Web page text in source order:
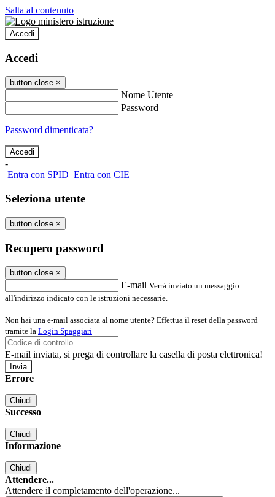
Salta al contenuto
Accedi
Accedi
button close ×
Nome Utente
Password
Password dimenticata?
-
Entra con SPID Entra con CIE
Seleziona utente
button close ×
Recupero password
button close ×
E-mail Verrà inviato un messaggio
all'indirizzo indicato con le istruzioni necessarie.
Non hai una e-mail associata al nome utente? Effettua il reset della password
tramite la Login Spaggiari
E-mail inviata, si prega di controllare la casella di posta elettronica!
Errore
Chiudi
Successo
Chiudi
Informazione
Chiudi
Attendere...
Attendere il completamento dell'operazione...